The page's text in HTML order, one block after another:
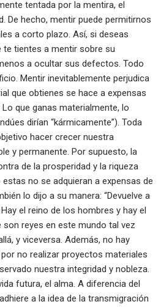
tentada por la mentira, el
De hecho, mentir puede permitirnos
a corto plazo. Así, si deseas
te tientes a mentir sobre su
a ocultar sus defectos. Todo
Mentir inevitablemente perjudica
que obtienes se hace a expensas
que ganas materialmente, lo
dirían “kármicamente”). Toda
hacer crecer nuestra
y permanente. Por supuesto, la
de la prosperidad y la riqueza
no se adquieran a expensas de
lo dijo a su manera: “Devuelve a
el reino de los hombres y hay el
son reyes en este mundo tal vez
y viceversa. Además, no hay
no realizar proyectos materiales
nuestra integridad y nobleza.
futura, el alma. A diferencia del
a la idea de la transmigración